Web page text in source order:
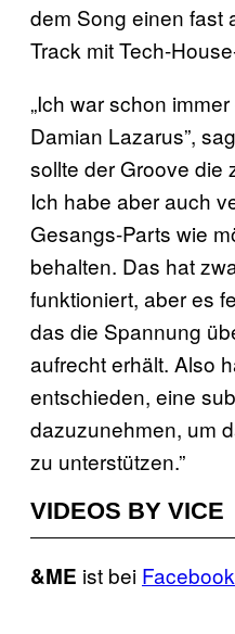
dem Song einen fast
Track mit Tech-
„Ich war schon
Damian Lazarus”,
sollte der Groove die
Ich habe aber auch
Gesangs-Parts wie
behalten. Das hat
funktioniert, aber es
das die Spannung
aufrecht erhält. Also
entschieden, eine
dazuzunehmen, um
zu unterstützen.”
VIDEOS BY VICE
&ME ist bei Facebook